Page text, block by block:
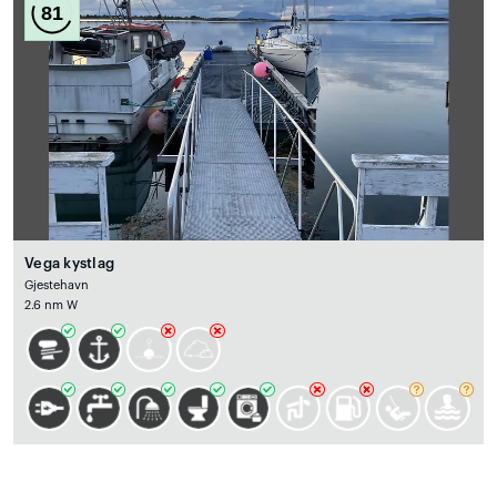
81
Vega kystlag
Gjestehavn
2.6 nm W